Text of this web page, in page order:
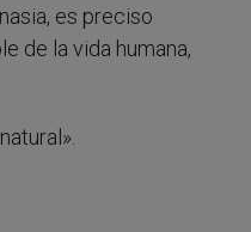
es preciso
de la vida humana,